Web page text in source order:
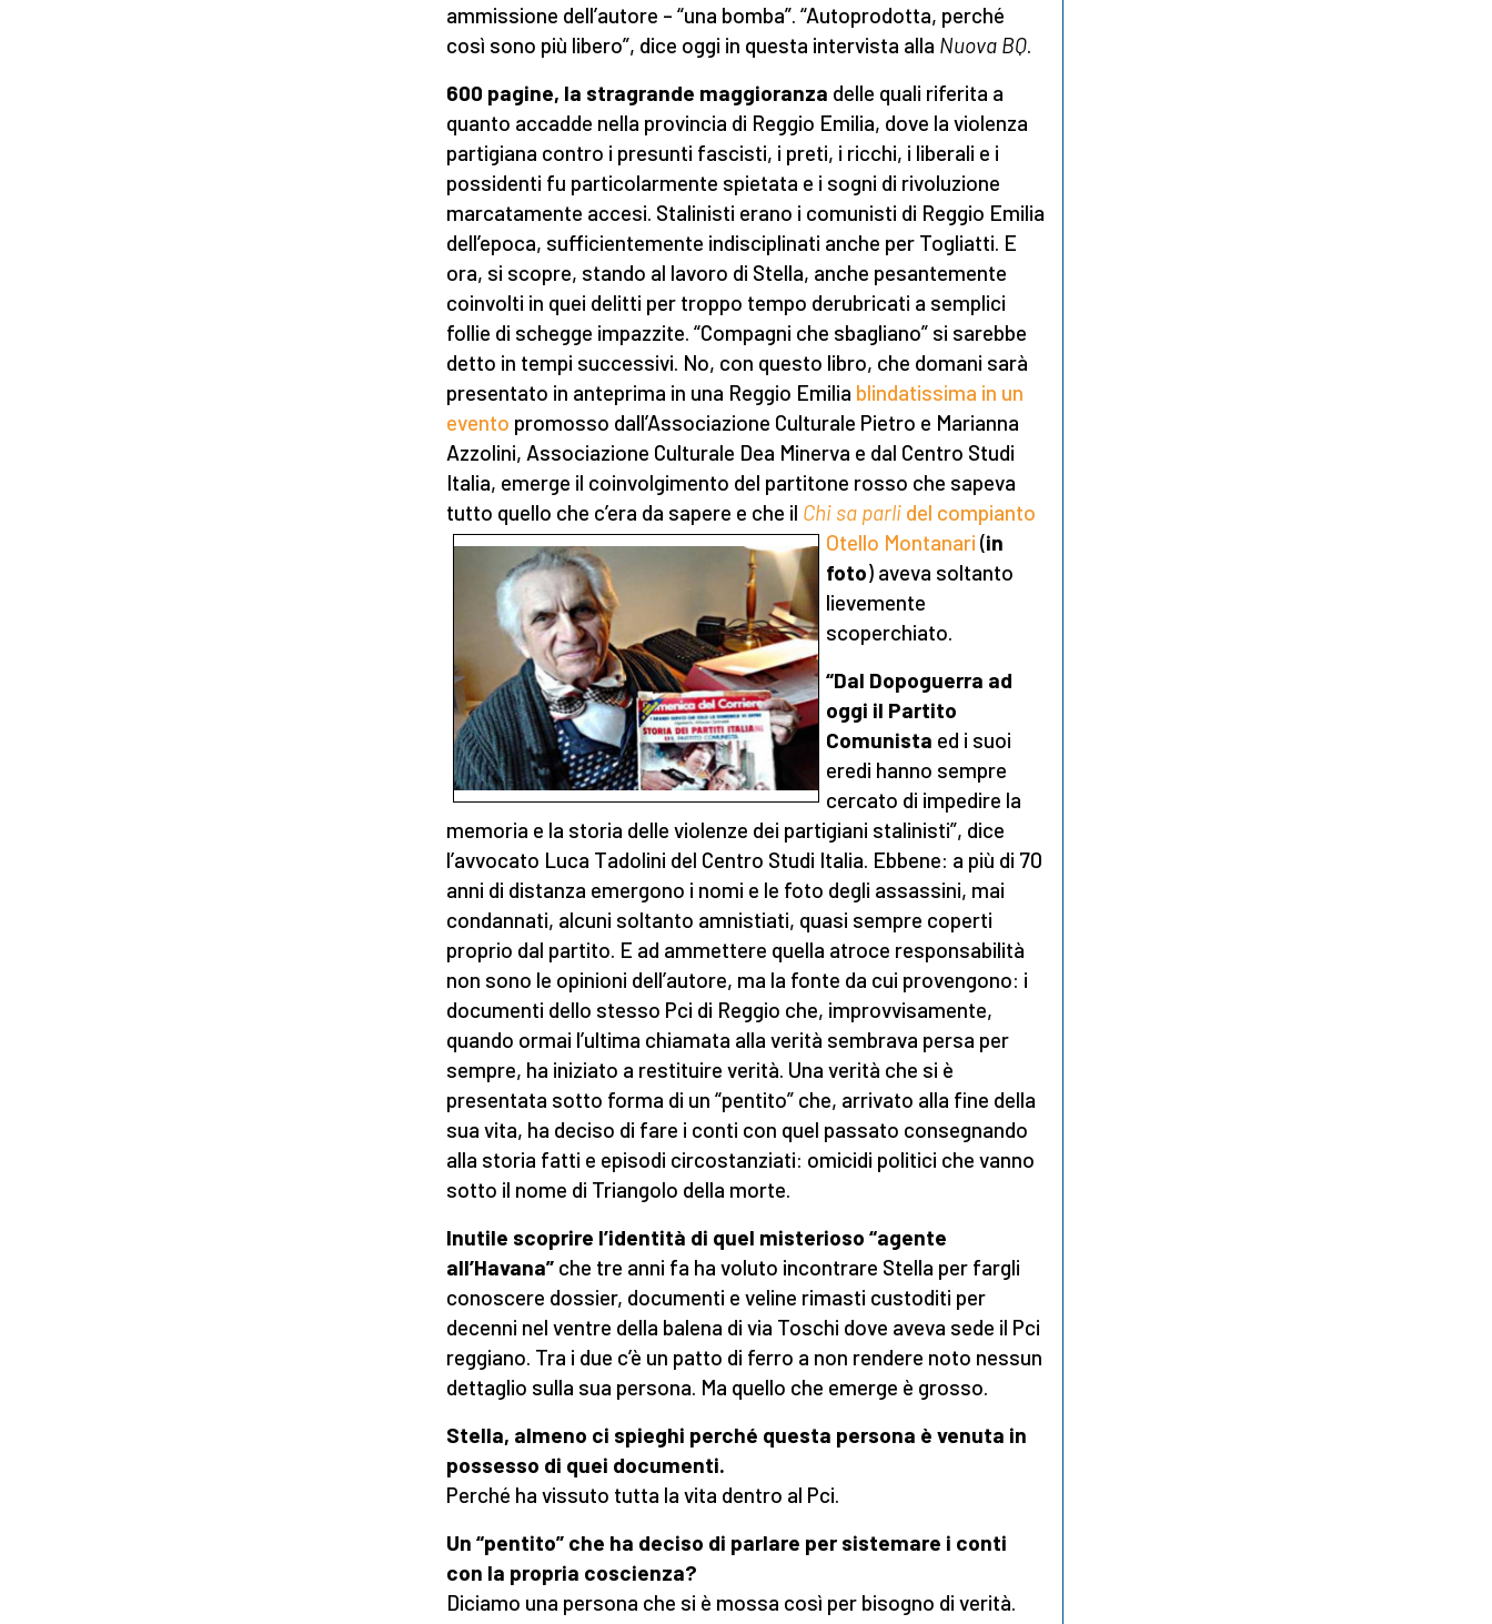
ammissione dell’autore – “una bomba”. “Autoprodotta, perché
così sono più libero”, dice oggi in questa intervista alla Nuova BQ.
600 pagine, la stragrande maggioranza delle quali riferita a
quanto accadde nella provincia di Reggio Emilia, dove la violenza
partigiana contro i presunti fascisti, i preti, i ricchi, i liberali e i
possidenti fu particolarmente spietata e i sogni di rivoluzione
marcatamente accesi. Stalinisti erano i comunisti di Reggio Emilia
dell’epoca, sufficientemente indisciplinati anche per Togliatti. E
ora, si scopre, stando al lavoro di Stella, anche pesantemente
coinvolti in quei delitti per troppo tempo derubricati a semplici
follie di schegge impazzite. “Compagni che sbagliano” si sarebbe
detto in tempi successivi. No, con questo libro, che domani sarà
presentato in anteprima in una Reggio Emilia blindatissima in un
evento promosso dall’Associazione Culturale Pietro e Marianna
Azzolini, Associazione Culturale Dea Minerva e dal Centro Studi
Italia, emerge il coinvolgimento del partitone rosso che sapeva
tutto quello che c’era da sapere e che il Chi sa parli del compianto
Otello Montanari (in
foto) aveva soltanto
lievemente
scoperchiato.
“Dal Dopoguerra ad
oggi il Partito
Comunista ed i suoi
eredi hanno sempre
cercato di impedire la
memoria e la storia delle violenze dei partigiani stalinisti”, dice
l’avvocato Luca Tadolini del Centro Studi Italia. Ebbene: a più di 70
anni di distanza emergono i nomi e le foto degli assassini, mai
condannati, alcuni soltanto amnistiati, quasi sempre coperti
proprio dal partito. E ad ammettere quella atroce responsabilità
non sono le opinioni dell’autore, ma la fonte da cui provengono: i
documenti dello stesso Pci di Reggio che, improvvisamente,
quando ormai l’ultima chiamata alla verità sembrava persa per
sempre, ha iniziato a restituire verità. Una verità che si è
presentata sotto forma di un “pentito” che, arrivato alla fine della
sua vita, ha deciso di fare i conti con quel passato consegnando
alla storia fatti e episodi circostanziati: omicidi politici che vanno
sotto il nome di Triangolo della morte.
Inutile scoprire l’identità di quel misterioso “agente
all’Havana” che tre anni fa ha voluto incontrare Stella per fargli
conoscere dossier, documenti e veline rimasti custoditi per
decenni nel ventre della balena di via Toschi dove aveva sede il Pci
reggiano. Tra i due c’è un patto di ferro a non rendere noto nessun
dettaglio sulla sua persona. Ma quello che emerge è grosso.
Stella, almeno ci spieghi perché questa persona è venuta in
possesso di quei documenti.
Perché ha vissuto tutta la vita dentro al Pci.
Un “pentito” che ha deciso di parlare per sistemare i conti
con la propria coscienza?
Diciamo una persona che si è mossa così per bisogno di verità.